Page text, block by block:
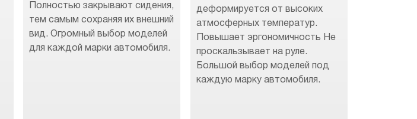
Полностью закрывают сидения,
тем самым сохраняя их внешний
вид. Огромный выбор моделей
для каждой марки автомобиля.
деформируется от высоких
атмосферных температур.
Повышает эргономичность Не
проскальзывает на руле.
Большой выбор моделей под
каждую марку автомобиля.